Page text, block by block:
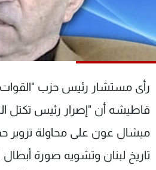
رأى مستشار رئيس حزب "القوات
قاطيشه أن "إصرار رئيس تكتل
ميشال عون على محاولة تزوير
تاريخ لبنان وتشويه صورة أبطال
البرامج
جدول البرامج
شاهد البرامج
الترددات
عن MTV
الإنـتـاج
لاعلاناتكم
وظائف
تواصل معنا
شروط